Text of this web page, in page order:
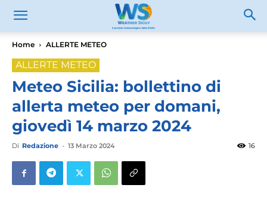
Home ALLERTE METEO
ALLERTE METEO
Meteo Sicilia: bollettino di
allerta meteo per domani,
giovedì 14 marzo 2024
Di Redazione - 13 Marzo 2024 16